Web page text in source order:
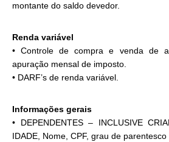
montante do saldo devedor.
Renda variável
• Controle de compra e venda de
apuração mensal de imposto.
• DARF’s de renda variável.
Informações gerais
• DEPENDENTES – INCLUSIVE
IDADE, Nome, CPF, grau de